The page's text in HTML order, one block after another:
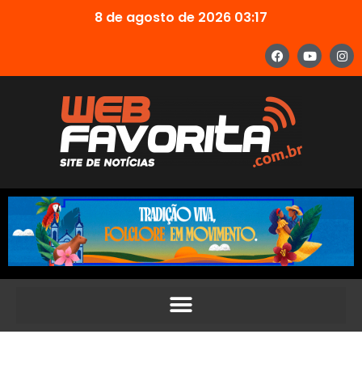
8 de agosto de 2026 03:17